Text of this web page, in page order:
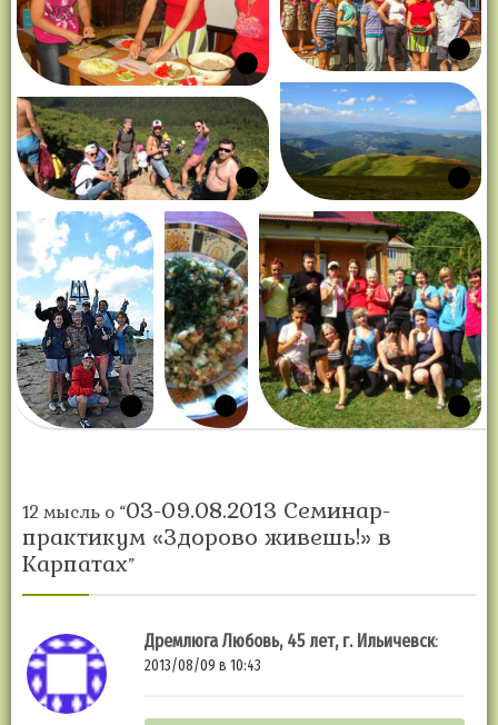
12 мысль о “03-09.08.2013 Семинар-
практикум «Здорово живешь!» в
Карпатах”
Дремлюга Любовь, 45 лет, г. Ильичевск:
2013/08/09 в 10:43